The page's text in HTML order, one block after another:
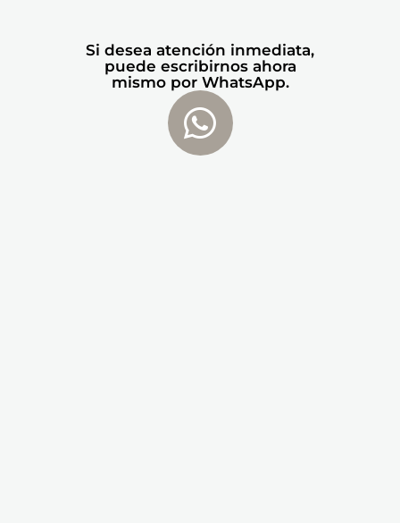
Si desea atención inmediata,
puede escribirnos ahora
mismo por WhatsApp.